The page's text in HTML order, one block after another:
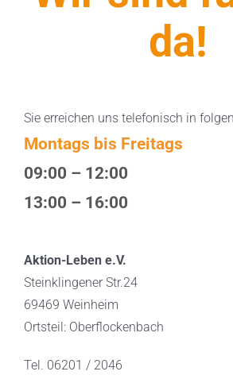
da!
Sie erreichen uns telefonisch in
Montags bis Freitags
09:00 – 12:00
13:00 – 16:00
Aktion-Leben e.V.
Steinklingener Str.24
69469 Weinheim
Ortsteil: Oberflockenbach
Tel. 06201 / 2046